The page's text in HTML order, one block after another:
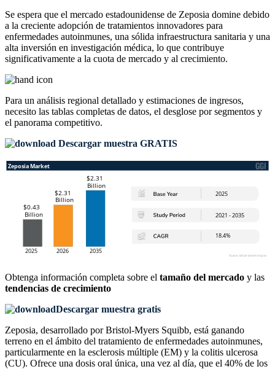
Se espera que el mercado estadounidense de Zeposia domine debido
a la creciente adopción de tratamientos innovadores para
enfermedades autoinmunes, una sólida infraestructura sanitaria y una
alta inversión en investigación médica, lo que contribuye
significativamente a la cuota de mercado y al crecimiento.
Para un análisis regional detallado y estimaciones de ingresos,
necesito las tablas completas de datos, el desglose por segmentos y
el panorama competitivo.
Descargar muestra GRATIS
Obtenga información completa sobre el tamaño del mercado y las
tendencias de crecimiento
Descargar muestra gratis
Zeposia, desarrollado por Bristol-Myers Squibb, está ganando
terreno en el ámbito del tratamiento de enfermedades autoinmunes,
particularmente en la esclerosis múltiple (EM) y la colitis ulcerosa
(CU). Ofrece una dosis oral única, una vez al día, que el 40% de los